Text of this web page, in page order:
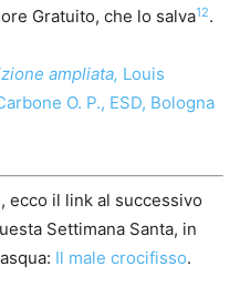
Gratuito, che lo salva12.
ampliata, Louis
O. P., ESD, Bologna
ecco il link al successivo
Settimana Santa, in
Il male crocifisso.